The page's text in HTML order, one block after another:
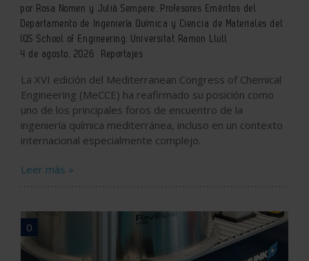
por Rosa Nomen y Julià Sempere. Profesores Eméritos del
Departamento de Ingeniería Química y Ciencia de Materiales del
IQS School of Engineering. Universitat Ramon Llull
4 de agosto, 2026
Reportajes
La XVI edición del Mediterranean Congress of Chemical
Engineering (MeCCE) ha reafirmado su posición como
uno de los principales foros de encuentro de la
ingeniería química mediterránea, incluso en un contexto
internacional especialmente complejo.
Leer más »
0